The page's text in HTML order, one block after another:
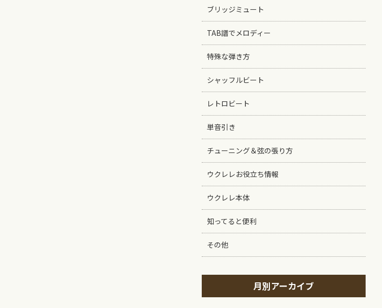
ブリッジミュート
TAB譜でメロディー
特殊な弾き方
シャッフルビート
レトロビート
単音引き
チューニング＆弦の張り方
ウクレレお役立ち情報
ウクレレ本体
知ってると便利
その他
月別アーカイブ